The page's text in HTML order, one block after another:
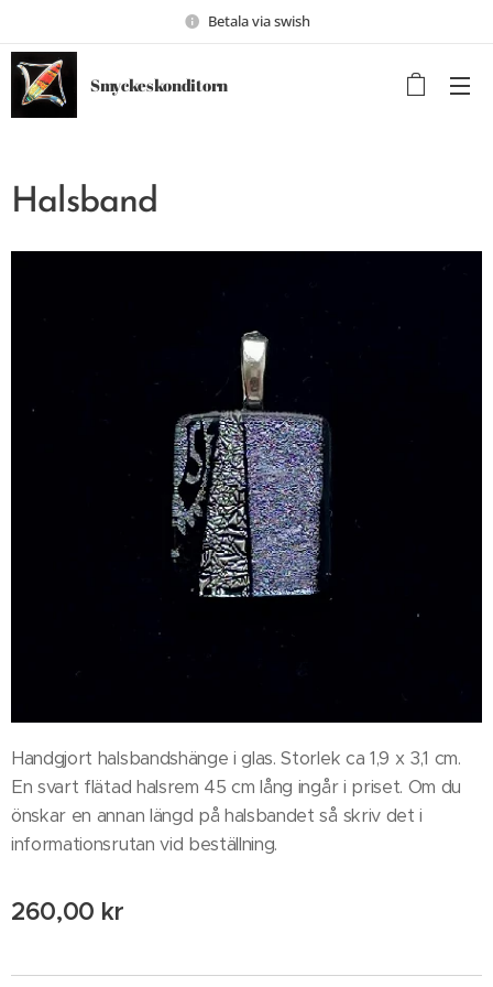
Betala via swish
Smyckeskonditorn
Halsband
Handgjort halsbandshänge i glas. Storlek ca 1,9 x 3,1 cm.
En svart flätad halsrem 45 cm lång ingår i priset. Om du
önskar en annan längd på halsbandet så skriv det i
informationsrutan vid beställning.
260,00 kr